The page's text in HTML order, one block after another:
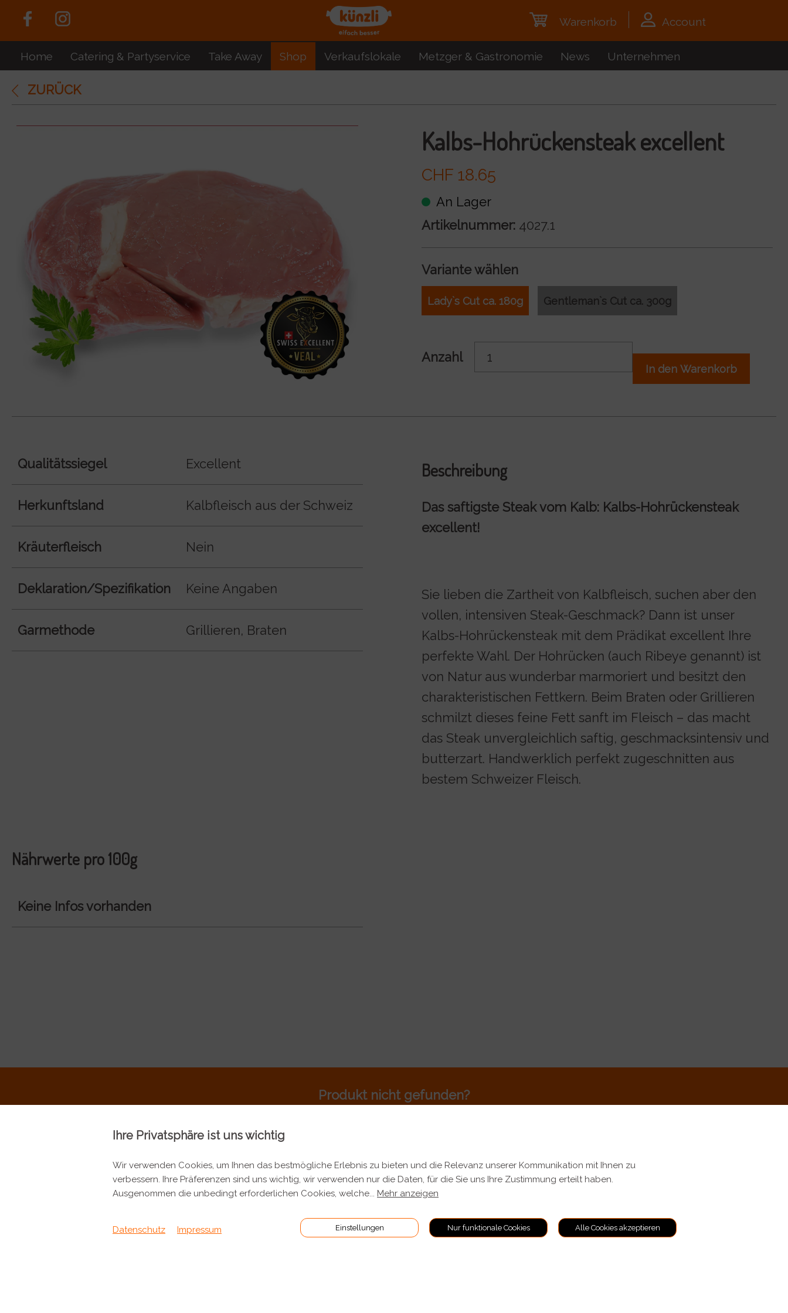
Warenkorb Account
Home Catering & Partyservice Take Away Shop Verkaufslokale Metzger & Gastronomie News Unternehmen
ZURÜCK
Kalbs-Hohrückensteak excellent
CHF 18.65
An Lager
Artikelnummer: 4027.1
Variante wählen
Lady`s Cut ca. 180g Gentleman`s Cut ca. 300g
Anzahl
In den Warenkorb
Qualitätssiegel Excellent
Herkunftsland Kalbfleisch aus der Schweiz
Kräuterfleisch Nein
Deklaration/Spezifikation Keine Angaben
Garmethode Grillieren, Braten
Beschreibung
Das saftigste Steak vom Kalb: Kalbs-Hohrückensteak
excellent!
Sie lieben die Zartheit von Kalbfleisch, suchen aber den
vollen, intensiven Steak-Geschmack? Dann ist unser
Kalbs-Hohrückensteak mit dem Prädikat excellent Ihre
perfekte Wahl. Der Hohrücken (auch Ribeye genannt) ist
von Natur aus wunderbar marmoriert und besitzt den
charakteristischen Fettkern. Beim Braten oder Grillieren
schmilzt dieses feine Fett sanft im Fleisch – das macht
das Steak unvergleichlich saftig, geschmacksintensiv und
butterzart. Handwerklich perfekt zugeschnitten aus
bestem Schweizer Fleisch.
Nährwerte pro 100g
Keine Infos vorhanden
Produkt nicht gefunden?
INFORMATIONEN
Verpackung & Versand
RECHTLICHES
Impressum
Ihre Privatsphäre ist uns wichtig
Wir verwenden Cookies, um Ihnen das bestmögliche Erlebnis zu bieten und die Relevanz unserer Kommunikation mit Ihnen zu
verbessern. Ihre Präferenzen sind uns wichtig, wir verwenden nur die Daten, für die Sie uns Ihre Zustimmung erteilt haben.
Ausgenommen die unbedingt erforderlichen Cookies, welche... Mehr anzeigen
Datenschutz Impressum Einstellungen Nur funktionale Cookies Alle Cookies akzeptieren